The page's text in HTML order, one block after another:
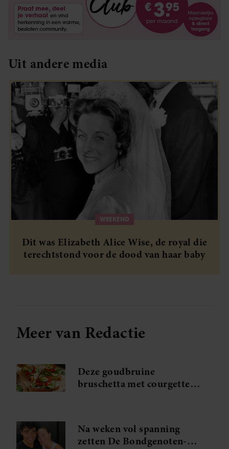
Uit andere media
WEEKEND
Dit was Elizabeth Alice Wise, de royal die
terechtstond voor de dood van haar baby
Meer van Redactie
Deze goudbruine
bruschetta met courgette
Na weken vol spanning
zetten De Bondgenoten-